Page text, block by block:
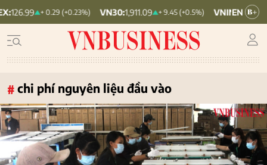
+ 0.29 (+0.23%) VN30:1,911.09 + 9.45 (+0.5%) VNINDEX: 1,768.06
# chi phí nguyên liệu đầu vào